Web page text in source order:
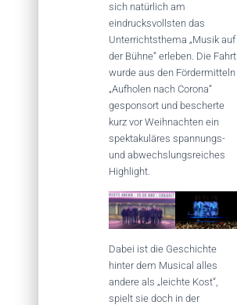
sich natürlich am
eindrucksvollsten das
Unterrichtsthema „Musik auf
der Bühne“ erleben. Die Fahrt
wurde aus den Fördermitteln
„Aufholen nach Corona“
gesponsort und bescherte
kurz vor Weihnachten ein
spektakuläres spannungs-
und abwechslungsreiches
Highlight.
Dabei ist die Geschichte
hinter dem Musical alles
andere als „leichte Kost“,
spielt sie doch in der